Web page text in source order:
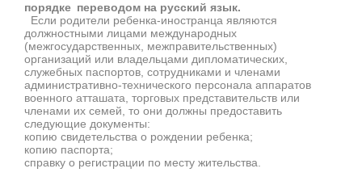
порядке переводом на русский язык.
Если родители ребенка-иностранца являются
должностными лицами международных
(межгосударственных, межправительственных)
организаций или владельцами дипломатических,
служебных паспортов, сотрудниками и членами
административно-технического персонала аппаратов
военного атташата, торговых представительств или
членами их семей, то они должны предоставить
следующие документы:
копию свидетельства о рождении ребенка;
копию паспорта;
справку о регистрации по месту жительства.